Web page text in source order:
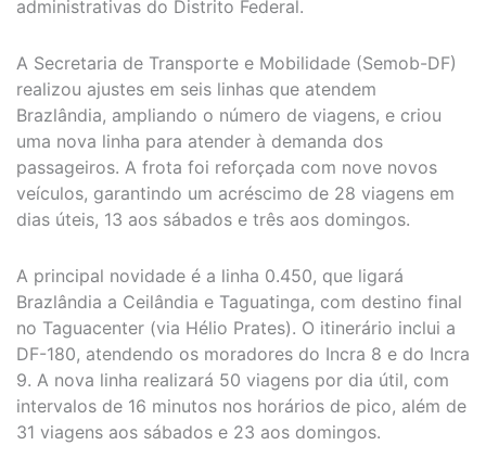
administrativas do Distrito Federal.
A Secretaria de Transporte e Mobilidade (Semob-DF)
realizou ajustes em seis linhas que atendem
Brazlândia, ampliando o número de viagens, e criou
uma nova linha para atender à demanda dos
passageiros. A frota foi reforçada com nove novos
veículos, garantindo um acréscimo de 28 viagens em
dias úteis, 13 aos sábados e três aos domingos.
A principal novidade é a linha 0.450, que ligará
Brazlândia a Ceilândia e Taguatinga, com destino final
no Taguacenter (via Hélio Prates). O itinerário inclui a
DF-180, atendendo os moradores do Incra 8 e do Incra
9. A nova linha realizará 50 viagens por dia útil, com
intervalos de 16 minutos nos horários de pico, além de
31 viagens aos sábados e 23 aos domingos.